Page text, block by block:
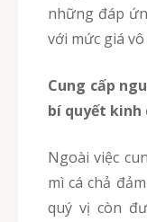
những đáp
với mức giá
Cung cấp nguyên liệu tươi ngon và chia sẻ
bí quyết kinh
Ngoài việc cung cấp những loại xe bán bánh
mì cá chả
quý vị còn